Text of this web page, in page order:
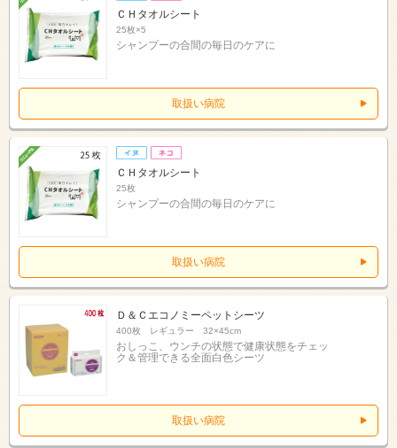
ＣＨタオルシート
25枚×5
シャンプーの合間の毎日のケアに
取扱い病院
ＣＨタオルシート
25枚
シャンプーの合間の毎日のケアに
取扱い病院
Ｄ＆Ｃエコノミーペットシーツ
400枚 レギュラー 32×45cm
おしっこ、ウンチの状態で健康状態をチェッ
ク＆管理できる全面白色シーツ
取扱い病院